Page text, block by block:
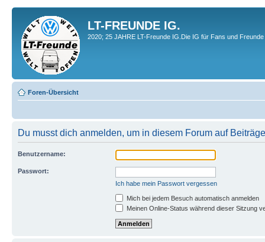
LT-FREUNDE IG.
2020; 25 JAHRE LT-Freunde IG.Die IG für Fans und
Foren-Übersicht
Du musst dich anmelden, um in diesem Forum auf
Benutzername:
Passwort:
Ich habe mein Passwort vergessen
Mich bei jedem Besuch automatisch anmelden
Meinen Online-Status während dieser Sitzung